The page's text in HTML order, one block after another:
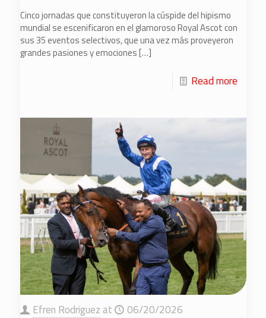
Cinco jornadas que constituyeron la cúspide del hipismo
mundial se escenificaron en el glamoroso Royal Ascot con
sus 35 eventos selectivos, que una vez más proveyeron
grandes pasiones y emociones[…]
Read more
Efren Rodriguez at 06/20/2026